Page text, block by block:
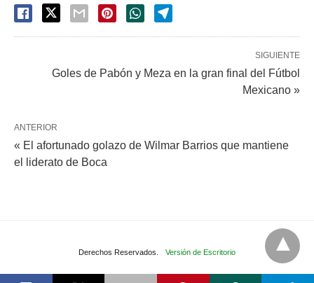
SIGUIENTE
Goles de Pabón y Meza en la gran final del Fútbol
Mexicano »
ANTERIOR
« El afortunado golazo de Wilmar Barrios que mantiene
el liderato de Boca
Derechos Reservados. Versión de Escritorio